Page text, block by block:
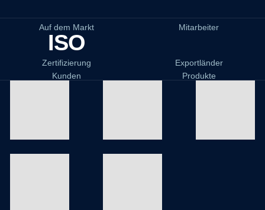
Auf dem Markt Mitarbeiter
ISO
Zertifizierung
Exportländer
Kunden
Produkte